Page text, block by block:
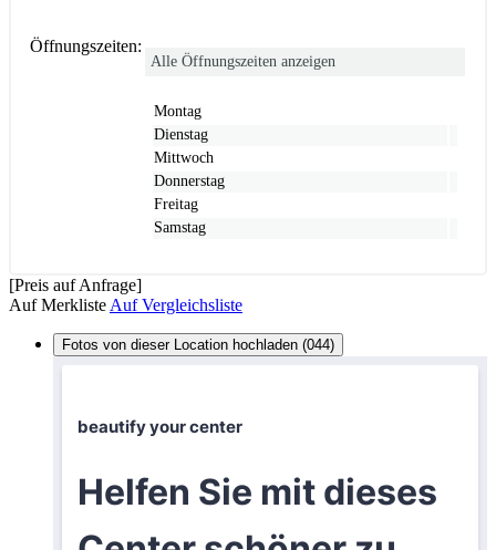
Öffnungszeiten:
Alle Öffnungszeiten anzeigen
Montag
Dienstag
Mittwoch
Donnerstag
Freitag
Samstag
[Preis auf Anfrage]
Auf Merkliste Auf Vergleichsliste
Fotos von dieser Location hochladen (044)